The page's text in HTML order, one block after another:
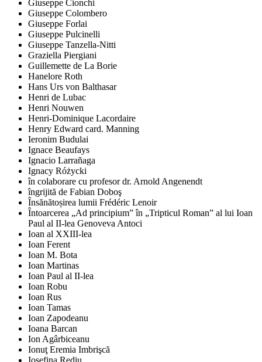
Giuseppe Cionchi
Giuseppe Colombero
Giuseppe Forlai
Giuseppe Pulcinelli
Giuseppe Tanzella-Nitti
Graziella Piergiani
Guillemette de La Borie
Hanelore Roth
Hans Urs von Balthasar
Henri de Lubac
Henri Nouwen
Henri-Dominique Lacordaire
Henry Edward card. Manning
Ieronim Budulai
Ignace Beaufays
Ignacio Larrañaga
Ignacy Różycki
în colaborare cu profesor dr. Arnold Angenendt
îngrijită de Fabian Doboş
Însănătoșirea lumii Frédéric Lenoir
Întoarcerea „Ad principium” în „Tripticul Roman” al lui Ioan
Paul al II-lea Genoveva Antoci
Ioan al XXIII-lea
Ioan Ferent
Ioan M. Bota
Ioan Martinas
Ioan Paul al II-lea
Ioan Robu
Ioan Rus
Ioan Tamas
Ioan Zapodeanu
Ioana Barcan
Ion Agârbiceanu
Ionuţ Eremia Imbrişcă